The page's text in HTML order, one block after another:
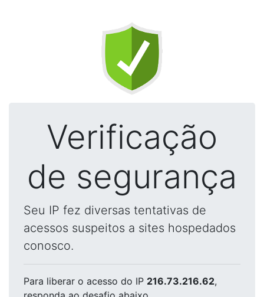
Verificação
de segurança
Seu IP fez diversas tentativas de
acessos suspeitos a sites hospedados
conosco.
Para liberar o acesso do IP 216.73.216.62,